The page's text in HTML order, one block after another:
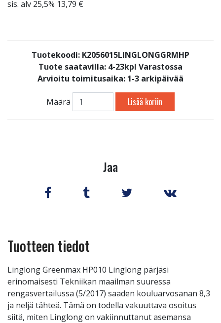
sis. alv 25,5% 13,79 €
Tuotekoodi: K2056015LINGLONGGRMHP
Tuote saatavilla: 4-23kpl Varastossa
Arvioitu toimitusaika: 1-3 arkipäivää
Määrä Lisää koriin
Jaa
Tuotteen tiedot
Linglong Greenmax HP010 Linglong pärjäsi
erinomaisesti Tekniikan maailman suuressa
rengasvertailussa (5/2017) saaden kouluarvosanan 8,3
ja neljä tähteä. Tämä on todella vakuuttava osoitus
siitä, miten Linglong on vakiinnuttanut asemansa